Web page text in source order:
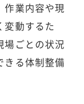
作業内容や現
変動するた
場ごとの状況
きる体制整備